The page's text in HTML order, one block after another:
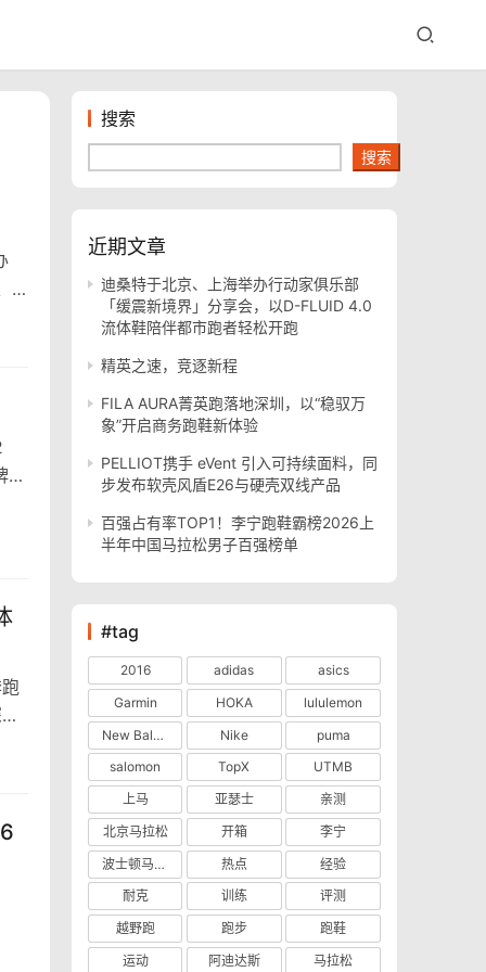
搜索
搜索
近期文章
迪桑特于北京、上海举办行动家俱乐部
「缓震新境界」分享会，以D-FLUID 4.0
流体鞋陪伴都市跑者轻松开跑
精英之速，竞逐新程
FILA AURA菁英跑落地深圳，以“稳驭万
象”开启商务跑鞋新体验
PELLIOT携手 eVent 引入可持续面料，同
步发布软壳风盾E26与硬壳双线产品
百强占有率TOP1！李宁跑鞋霸榜2026上
半年中国马拉松男子百强榜单
#tag
2016 adidas
asics
Garmin
HOKA
lululemon
New Balance
Nike
puma
salomon
TopX
UTMB
上马
亚瑟士
亲测
北京马拉松
开箱
李宁
波士顿马拉松
热点
经验
耐克
训练
评测
越野跑
跑步
跑鞋
运动
阿迪达斯 马拉松